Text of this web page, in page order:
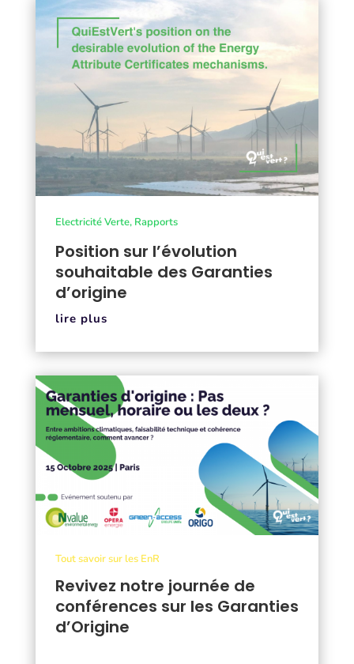
Position sur l’évolution
souhaitable des Garanties
d’origine
Electricité Verte, Rapports
lire plus
Revivez notre journée de
conférences sur les Garanties
d’Origine
Tout savoir sur les EnR